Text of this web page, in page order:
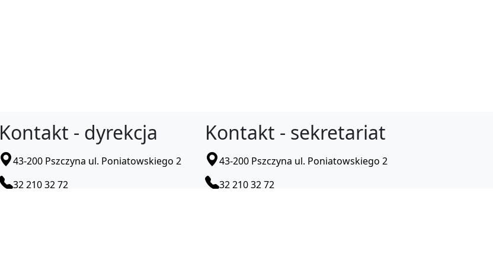
Kontakt - dyrekcja
43-200 Pszczyna ul. Poniatowskiego 2
32 210 32 72
Kontakt - sekretariat
43-200 Pszczyna ul. Poniatowskiego 2
32 210 32 72